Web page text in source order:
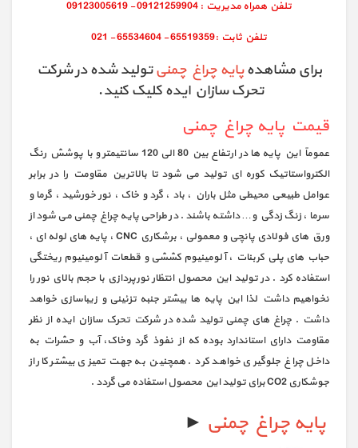
برای مشاهدهپایه چراغ چمنیتولید شده در شرکت
تحرک سازان ایده کلیک کنید.
قیمت پایه چراغ چمنی
عموماً این پایه ها در ارتفاع بین 80 الی 120 سانتیمتر و با پوشش رنگ
الکترواستاتیک کوره ای تولید می شود تا بالاترین مقاومت را در برابر
عوامل طبیعی محیطی مثل باران ، باد ، گرد و خاک ، نور خورشید ، گرما و
سرما ، زنگ زدگی و… داشته باشند . در طراحی پایه چراغ چمنی می شود از
ورق های فولادی پانچی و معمولی ، برشکاری CNC ، پایه های لوله ای ،
حباب های پلی کربنات ، آلومینیوم کششی و قطعات آلومینیوم ریختگی
استفاده کرد . در تولید این محصول انتظار نورپردازی با حجم بالای نور را
نخواهیم داشت لذا این پایه ها بیشتر جنبه تزئینی و زیباسازی خواهد
داشت . چراغ های چمنی تولید شده در شرکت تحرک سازان ایده از نظر
مقاومت دارای استاندارد بوده که از نفوذ گرد وخاک، آب و حشرات به
داخل چراغ جلوگیری خواهد کرد . همچنین به جهت تمیزی بیشتر کار از
جوشکاری CO2 برای تولید این محصول استفاده می گردد .
پایه چراغ چمنی ►